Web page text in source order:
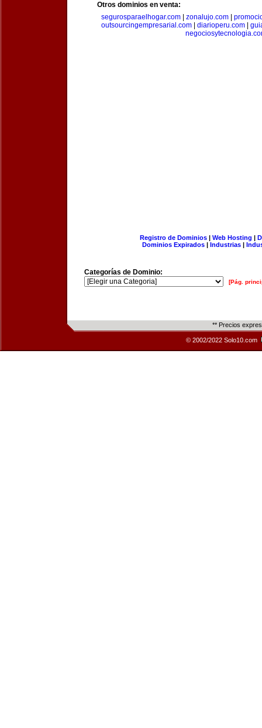
Otros dominios en venta:
segurosparaelhogar.com| zonalujo.com|
outsourcingempresarial.com| diarioperu.com|
Registro de Dominios| Web Hosting |
Dominios Expirados | Industrias |
Categorías de Dominio:
[Pág.
** Precios
© 2002/2022 Solo10.com